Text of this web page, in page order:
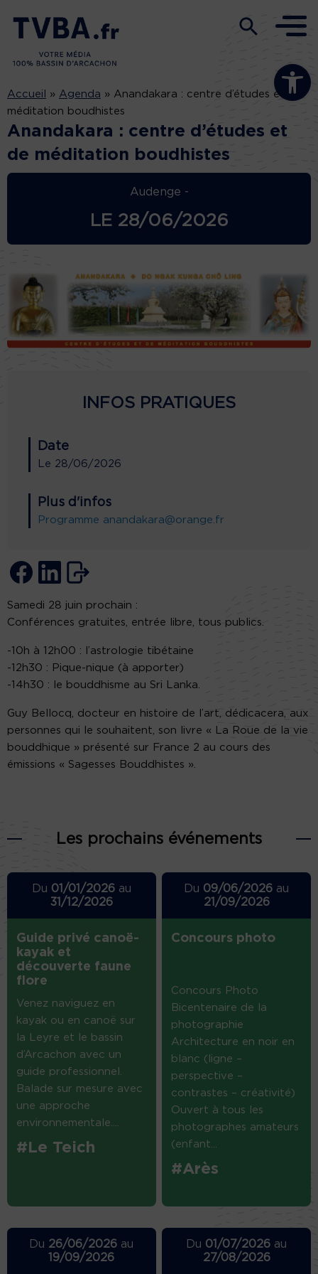
Ouvrir la
Accueil » Agenda » Anandakara : centre d’études et de
méditation boudhistes
Anandakara : centre d’études et
de méditation boudhistes
Audenge -
LE 28/06/2026
INFOS PRATIQUES
Date
Le 28/06/2026
Plus d'infos
Programme anandakara@orange.fr
Samedi 28 juin prochain :
Conférences gratuites, entrée libre, tous publics.
-10h à 12h00 : l’astrologie tibétaine
-12h30 : Pique-nique (à apporter)
-14h30 : le bouddhisme au Sri Lanka.
Guy Bellocq, docteur en histoire de l’art, dédicacera, aux
personnes qui le souhaitent, son livre « La Roue de la vie
bouddhique » présenté sur France 2 au cours des
émissions « Sagesses Bouddhistes ».
Les prochains événements
Du 01/01/2026au
31/12/2026
Guide privé canoë-
kayak et
découverte faune
flore
Venez naviguez en
kayak ou en canoë sur
la Leyre et le bassin
d’Arcachon avec un
guide professionnel.
Balade sur mesure avec
une approche
environnementale....
#Le Teich
Du 09/06/2026 au
21/09/2026
Concours photo
Concours Photo
Bicentenaire de la
photographie
Architecture en noir en
blanc (ligne –
perspective –
contrastes – créativité)
Ouvert à tous les
photographes amateurs
(enfant...
#Arès
Du 26/06/2026 au
19/09/2026
Du 01/07/2026 au
27/08/2026